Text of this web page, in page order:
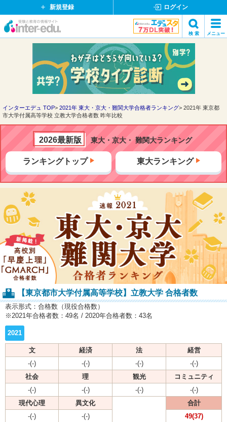
新規登録 ログイン
イ
ド
ッ
ト
検 索 メニュー
検索
インターエデュ TOP 2021年 東大・京大・難関大学合格者ランキング
2021年 東京都
市大学付属高等学校 立教大学合格者数 昨年比較
2026最新版 東大・京大・ 難関大ランキング
ランキングトップ 東大ランキング
【東京都市大学付属高等学校】立教大学 合格者数
表示形式：合格数（現役合格数）
※2021年合格者数：49名 / 2020年合格者数：43名
2021
文 経済 法
経営
-(-)
-(-) -(-)
-(-)
社会
理 観光
コミュニティ
-(-)
-(-) -(-)
-(-)
現代心理
異文化
合計
-(-)
-(-) 49(37)